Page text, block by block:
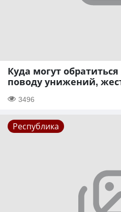
Куда могут
поводу унижений,
3496
Республика